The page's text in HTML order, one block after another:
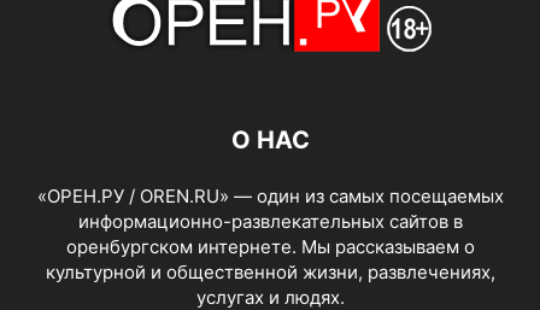
О НАС
«ОРЕН.РУ / OREN.RU» — один из самых посещаемых
информационно-развлекательных сайтов в
оренбургском интернете. Мы рассказываем о
культурной и общественной жизни, развлечениях,
услугах и людях.